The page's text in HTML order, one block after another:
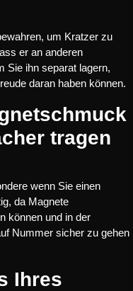
um Kratzer zu
er an anderen
Sie ihn separat lagern,
daran haben können.
tragen
wenn Sie einen
da Magnete
können und in der
Nummer sicher zu gehen
Ihres